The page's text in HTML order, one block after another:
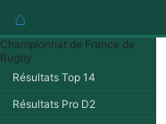
⌂
Championnat de France de
Rugby
Résultats Top 14
Résultats Pro D2